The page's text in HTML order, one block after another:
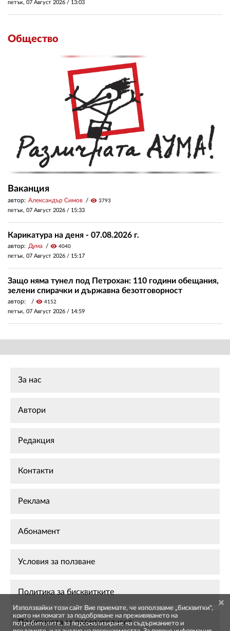
петък, 07 Август 2026 / 13:03
Общество
Ваканция
автор: Александър Симов visibility 3793
петък, 07 Август 2026 / 15:33
Карикатура на деня - 07.08.2026 г.
автор: Дума visibility 4040
петък, 07 Август 2026 / 15:17
Защо няма тунел под Петрохан: 110 години обещания,
зелени спирачки и държавна безотговорност
автор: visibility 4152
петък, 07 Август 2026 / 14:59
За нас
Автори
Редакция
Контакти
Реклама
Абонамент
Условия за ползване
Политика за бисквитките
Политиката за поверителност
Използвайки този сайт Вие приемате, че използваме „бисквитки",
които ни помагат за подобряване на преживяването на
потребителите, за персонализиране на съдържанието и